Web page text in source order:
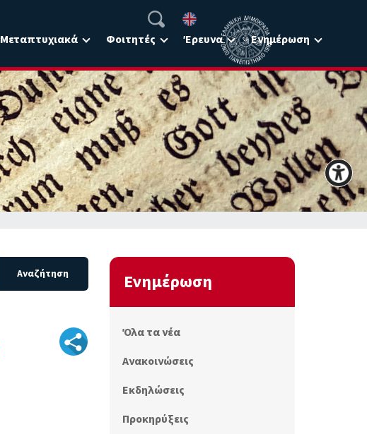
Μεταπτυχιακά Φοιτητές Έρευνα Ενημέρωση
Ενημέρωση
Όλα τα νέα
Ανακοινώσεις
Εκδηλώσεις
Προκηρύξεις